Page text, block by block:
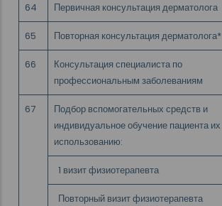
64 Первичная консультация дерматолога
65 Повторная консультация дерматолога*
66
Консультация специалиста по
профессиональным заболеваниям
67
Подбор вспомогательных средств и
индивидуальное обучение пациента их
использованию:
1 визит физиотерапевта
Повторный визит физиотерапевта